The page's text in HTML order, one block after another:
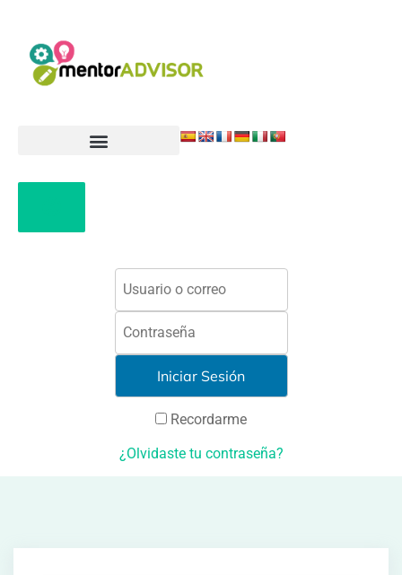
Recordarme
¿Olvidaste tu contraseña?